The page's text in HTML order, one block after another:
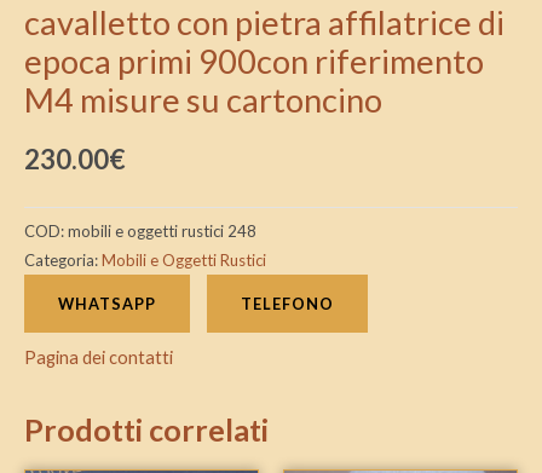
cavalletto con pietra affilatrice di
epoca primi 900con riferimento
M4 misure su cartoncino
230.00€
COD:mobili e oggetti rustici 248
Categoria:Mobili e Oggetti Rustici
WHATSAPP TELEFONO
Pagina dei contatti
Prodotti correlati